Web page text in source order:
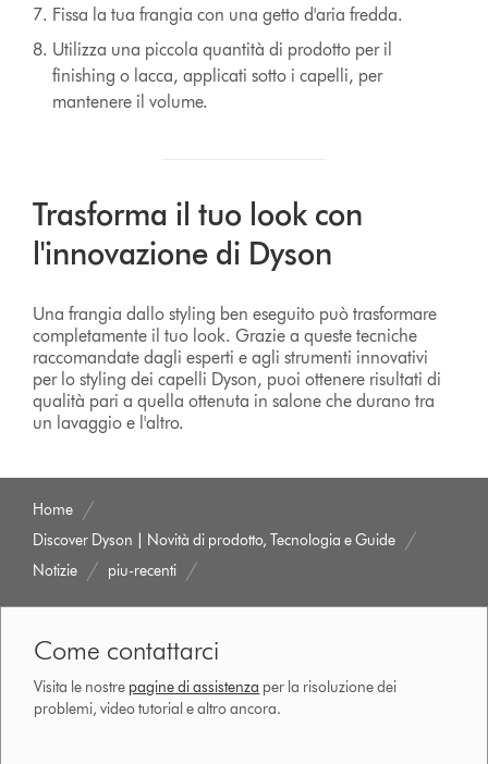
Fissa la tua frangia con una getto d'aria fredda.
Utilizza una piccola quantità di prodotto per il
finishing o lacca, applicati sotto i capelli, per
mantenere il volume.
Trasforma il tuo look con
l'innovazione di Dyson
Una frangia dallo styling ben eseguito può trasformare
completamente il tuo look. Grazie a queste tecniche
raccomandate dagli esperti e agli strumenti innovativi
per lo styling dei capelli Dyson, puoi ottenere risultati di
qualità pari a quella ottenuta in salone che durano tra
un lavaggio e l'altro.
Home
Discover Dyson | Novità di prodotto, Tecnologia e Guide
Notizie
piu-recenti
Come contattarci
Visita le nostre pagine di assistenza per la risoluzione dei
problemi, video tutorial e altro ancora.